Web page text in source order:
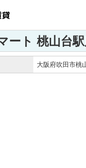
ート 桃山台
大阪府吹田市桃